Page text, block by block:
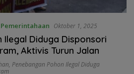
Pemerintahaan Oktober 1, 2025
Ilegal Diduga Disponsori
Aktivis Turun Jalan
, Penebangan Pohon Ilegal Diduga